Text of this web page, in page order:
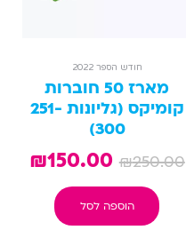
חודש הספר 2022
מארז 50 חוברות
קומיקס (גליונות 251-
300)
₪250.00
₪150.00
הוספה לסל